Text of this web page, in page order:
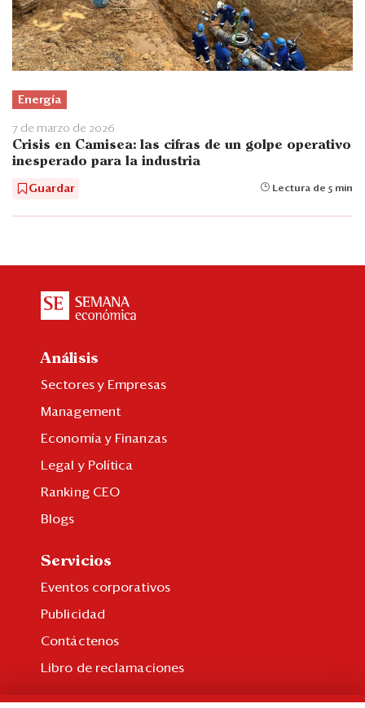
Energía
7 de marzo de 2026
Crisis en Camisea: las cifras de un golpe operativo
inesperado para la industria
Guardar Lectura de 5 min
Análisis
Sectores y Empresas
Management
Economía y Finanzas
Legal y Política
Ranking CEO
Blogs
Servicios
Eventos corporativos
Publicidad
Contáctenos
Libro de reclamaciones